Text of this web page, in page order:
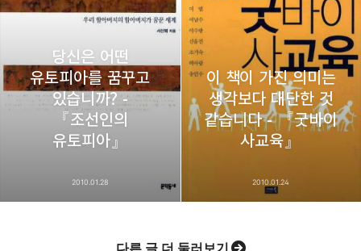
당신은 어떤
유토피아를 꿈꾸고
있습니까? -
『조선인의
유토피아』
2010.01.28
이 책이 가진 의미는
생각보다 대단한 것
같습니다 - 『굿바이
사교육』
2010.01.24